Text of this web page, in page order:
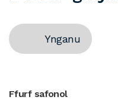
Ynganu
Ffurf safonol